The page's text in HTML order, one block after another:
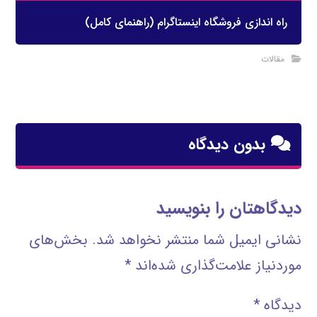
راه اندازی فروشگاه اینستاگرام (راهنمای کامل)
مقالات
بدون دیدگاه
دیدگاهتان را بنویسید
نشانی ایمیل شما منتشر نخواهد شد. بخش‌های
موردنیاز علامت‌گذاری شده‌اند*
دیدگاه*